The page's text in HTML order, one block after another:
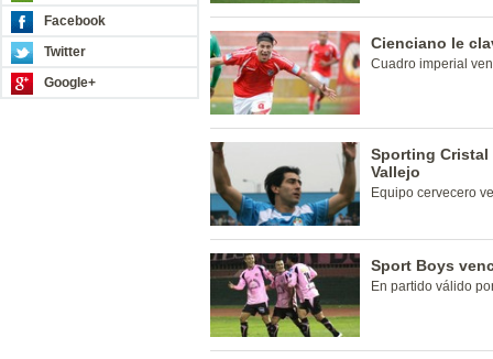
Facebook
Twitter
Google+
Cienciano le
Cuadro imperial
Sporting
Vallejo
Equipo cervecero
Sport Boys
En partido válido